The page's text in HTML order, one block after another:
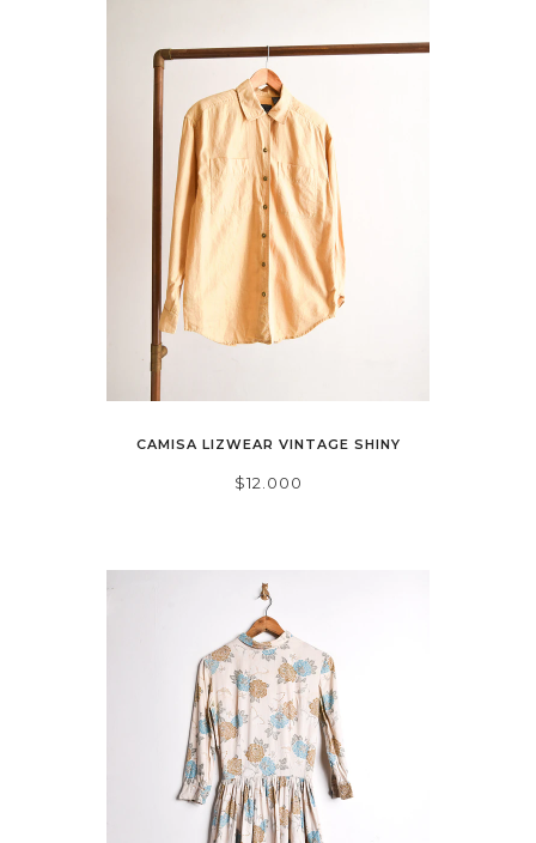
CAMISA LIZWEAR VINTAGE SHINY
$12.000